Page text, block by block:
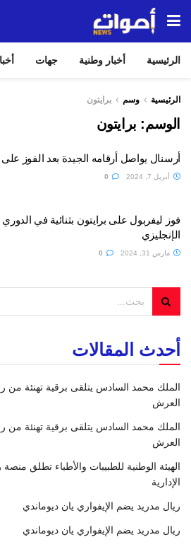
الرئيسية أخبار وطنية جهات
الرئيسية وسم برايتون
الوسم: برايتون
أرسنال يواصل أرقامه الجيدة بعد الفوز على
أبريل 7, 2024
فوز ليفربول على برايتون بثنائية في الدوري
الإنجليزي
مارس 31, 2024
أحدث المقالات
الملك محمد السادس يتلقى برقية تهنئة من
العرش
الملك محمد السادس يتلقى برقية تهنئة من
العرش
الهيئة الوطنية للطبيبات والأطباء تطلق
الإدارية
ريال مدريد يضم الإيفواري يان ديوماندي
ريال مدريد يضم الإيفواري يان ديوماندي